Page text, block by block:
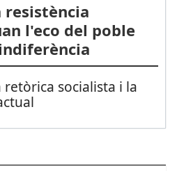
resistència
l'eco del poble
retòrica socialista i la